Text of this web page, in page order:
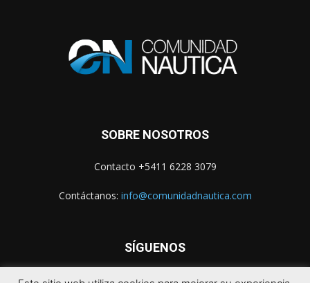
SOBRE NOSOTROS
Contacto +5411 6228 3079
Contáctanos: info@comunidadnautica.com
SÍGUENOS